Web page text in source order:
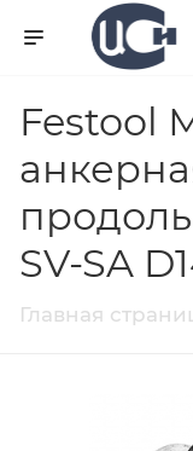
Festool
SV-SA
Главная